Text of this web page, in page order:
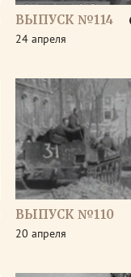
ВЫПУСК №114
24 апреля
ВЫПУСК №110
20 апреля